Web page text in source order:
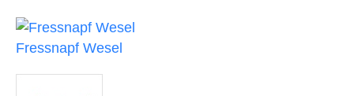
Fressnapf Wesel